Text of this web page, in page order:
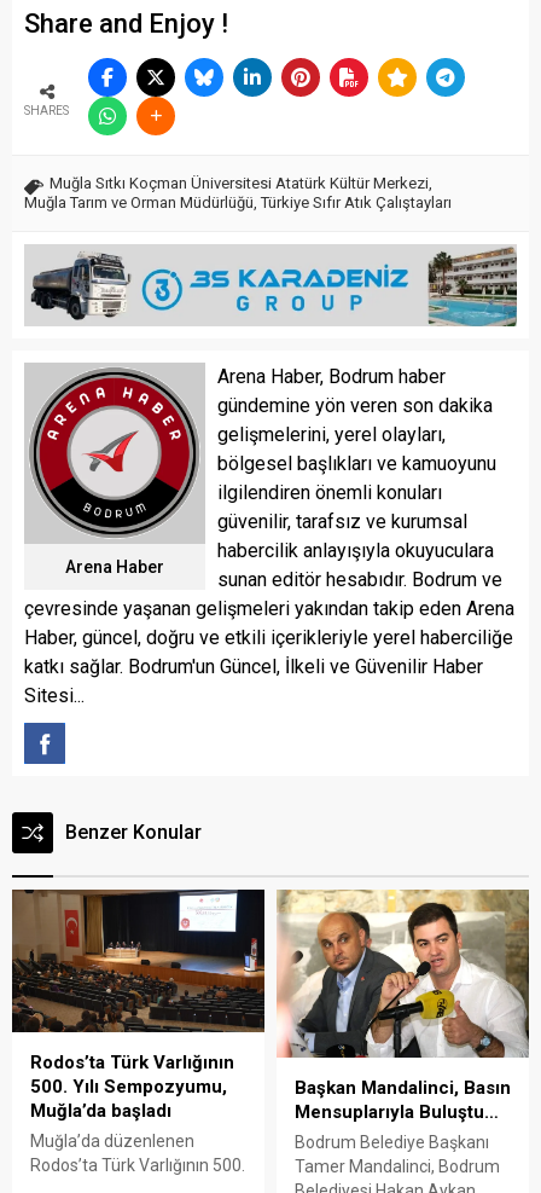
Share and Enjoy !
SHARES
Muğla Sıtkı Koçman Üniversitesi Atatürk Kültür Merkezi,
Muğla Tarım ve Orman Müdürlüğü,Türkiye Sıfır Atık Çalıştayları
Arena Haber
Arena Haber, Bodrum haber
gündemine yön veren son dakika
gelişmelerini, yerel olayları,
bölgesel başlıkları ve kamuoyunu
ilgilendiren önemli konuları
güvenilir, tarafsız ve kurumsal
habercilik anlayışıyla okuyuculara
sunan editör hesabıdır. Bodrum ve
çevresinde yaşanan gelişmeleri yakından takip eden Arena
Haber, güncel, doğru ve etkili içerikleriyle yerel haberciliğe
katkı sağlar. Bodrum'un Güncel, İlkeli ve Güvenilir Haber
Sitesi...
Benzer Konular
Rodos’ta Türk Varlığının
500. Yılı Sempozyumu,
Muğla’da başladı
Muğla’da düzenlenen
Rodos’ta Türk Varlığının 500.
Başkan Mandalinci, Basın
Mensuplarıyla Buluştu…
Bodrum Belediye Başkanı
Tamer Mandalinci, Bodrum